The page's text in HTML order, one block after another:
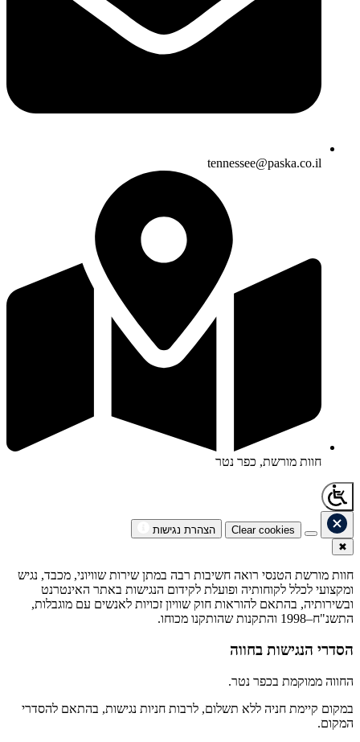
tennessee@paska.co.il
חוות מורשת, כפר נטר
Clear cookies
הצהרת נגישות
✖
חוות מורשת הטנסי רואה חשיבות רבה במתן שירות שוויוני, מכבד, נגיש
ומקצועי לכלל לקוחותיה ופועלת לקידום הנגישות באתר האינטרנט
ובשירותיה, בהתאם להוראות חוק שוויון זכויות לאנשים עם מוגבלות,
התשנ"ח–1998 והתקנות שהותקנו מכוחו.
הסדרי הנגישות בחווה
החווה ממוקמת בכפר נטר.
במקום קיימת חניה ללא תשלום, לרבות חניות נגישות, בהתאם להסדרי
המקום.